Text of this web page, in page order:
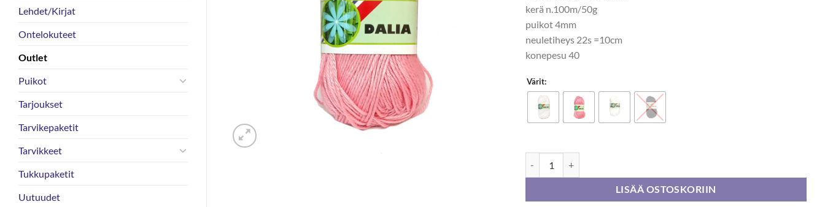
Lehdet/Kirjat
Ontelokuteet
Outlet
Puikot
Tarjoukset
Tarvikepaketit
Tarvikkeet
Tukkupaketit
Uutuudet
kerä n.100m/50g
puikot 4mm
neuletiheys 22s =10cm
konepesu 40
Värit:
LISÄÄ OSTOSKORIIN